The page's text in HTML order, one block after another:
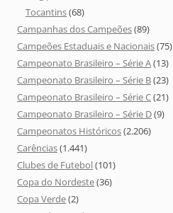
Tocantins(68)
Campanhas dos Campeões(89)
Campeões Estaduais e Nacionais(75)
Campeonato Brasileiro – Série A(13)
Campeonato Brasileiro – Série B(23)
Campeonato Brasileiro – Série C(21)
Campeonato Brasileiro – Série D(9)
Campeonatos Históricos(2.206)
Carências(1.441)
Clubes de Futebol(101)
Copa do Nordeste(36)
Copa Verde(2)